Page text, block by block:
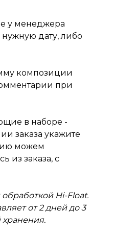
у менеджера
дату, либо
композиции
при
в наборе -
заказа укажите
можем
из заказа, с
Hi-Float.
от 2 дней до 3
хранения.